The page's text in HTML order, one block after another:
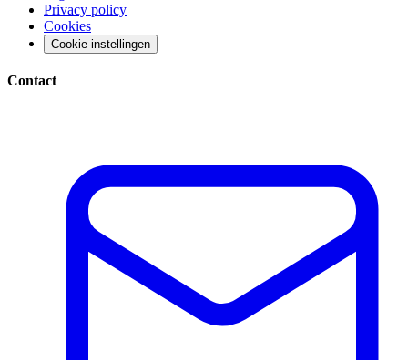
Privacy policy
Cookies
Cookie-instellingen
Contact